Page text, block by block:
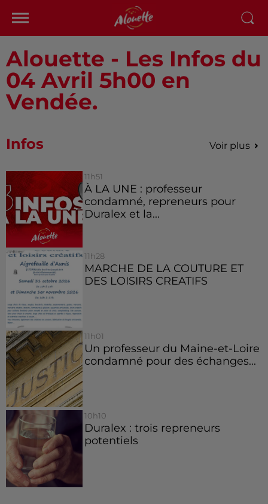
Alouette - Les Infos du
04 Avril 5h00 en
Vendée.
Infos Voir plus
11h51
À LA UNE : professeur
condamné, repreneurs pour
Duralex et la...
11h28
MARCHE DE LA COUTURE ET
DES LOISIRS CREATIFS
11h01
Un professeur du Maine-et-Loire
condamné pour des échanges...
10h10
Duralex : trois repreneurs
potentiels